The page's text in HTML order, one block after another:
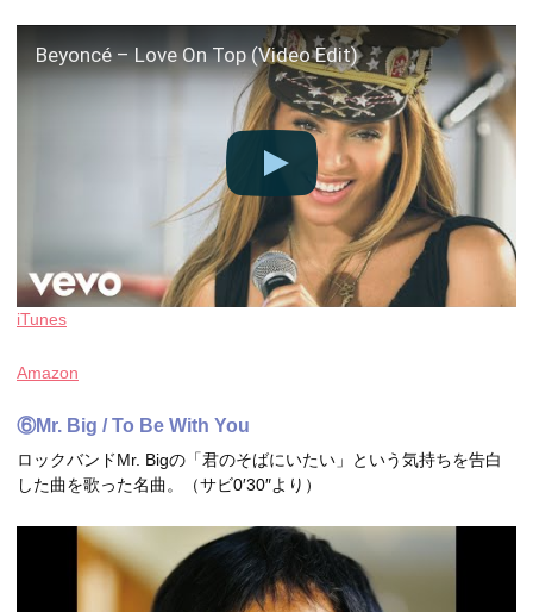
Beyoncé – Love On Top (Video Edit)
iTunes
Amazon
⑥Mr. Big / To Be With You
ロックバンドMr. Bigの「君のそばにいたい」という気持ちを告白
した曲を歌った名曲。（サビ0′30″より）